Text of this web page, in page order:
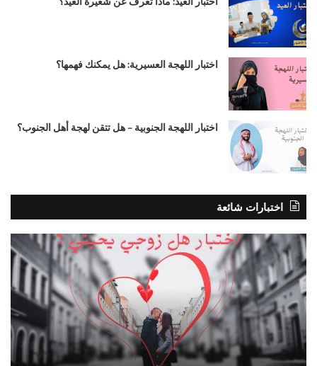
اختبار اللهجة العسيرية: هل يمكنك فهمها؟
اختبار اللهجة الجنوبية – هل تتقن لهجة أهل الجنوب؟
اختبارات شائعة
اختبار
هل
زوجي
يحبني
؟